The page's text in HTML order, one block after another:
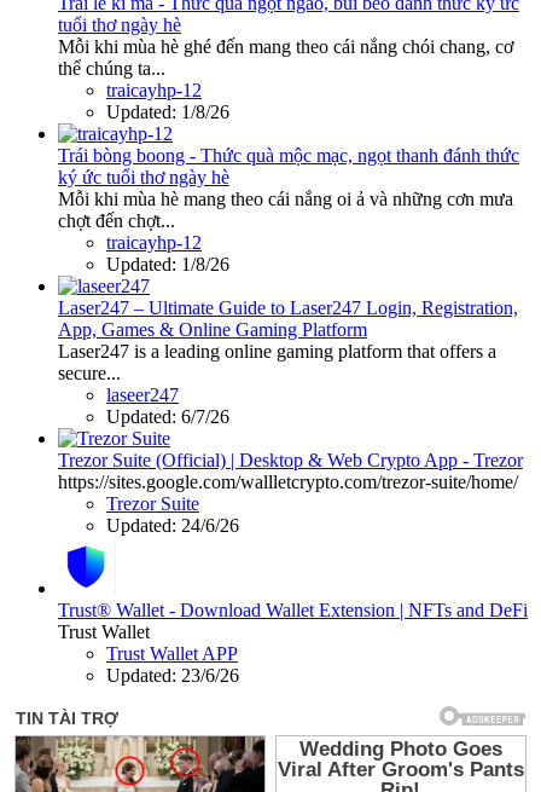
tuổi thơ ngày hè
Mỗi khi mùa hè ghé đến mang theo cái nắng chói chang, cơ
thể chúng ta...
traicayhp-12
Updated: 1/8/26
Trái bòng boong - Thức quà mộc mạc, ngọt thanh đánh thức
ký ức tuổi thơ ngày hè
Mỗi khi mùa hè mang theo cái nắng oi ả và những cơn mưa
chợt đến chợt...
traicayhp-12
Updated: 1/8/26
Laser247 – Ultimate Guide to Laser247 Login, Registration,
App, Games & Online Gaming Platform
Laser247 is a leading online gaming platform that offers a
secure...
laseer247
Updated: 6/7/26
Trezor Suite (Official) | Desktop & Web Crypto App - Trezor
https://sites.google.com/wallletcrypto.com/trezor-suite/home/
Trezor Suite
Updated: 24/6/26
Trust® Wallet - Download Wallet Extension | NFTs and DeFi
Trust Wallet
Trust Wallet APP
Updated: 23/6/26